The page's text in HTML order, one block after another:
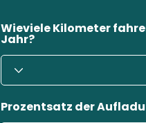
Wieviele Kilometer
Jahr?
Prozentsatz der